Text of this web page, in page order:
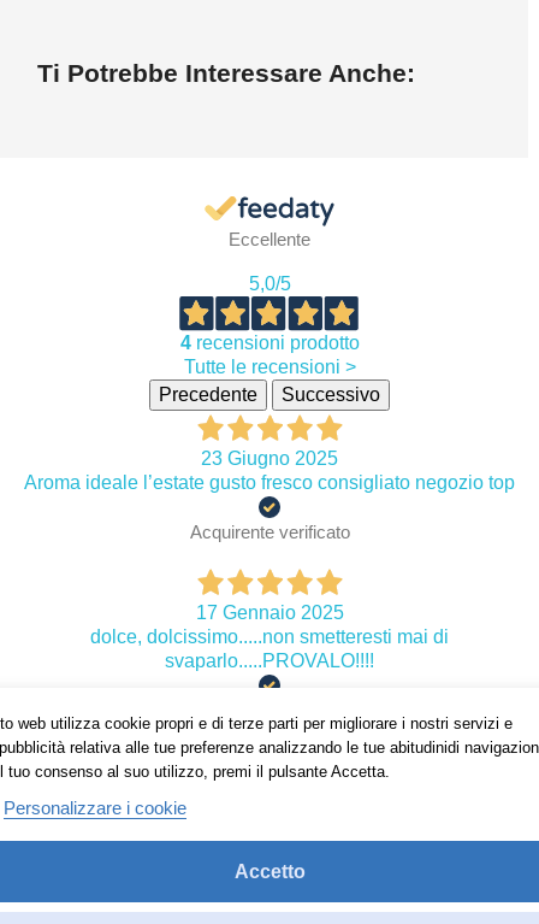
Ti Potrebbe Interessare Anche:
Eccellente
5,0/5
4recensioni prodotto
Tutte le recensioni >
Precedente
Successivo
23 Giugno 2025
Aroma ideale l’estate gusto fresco consigliato negozio top
Acquirente verificato
17 Gennaio 2025
dolce, dolcissimo.....non smetteresti mai di
svaparlo.....PROVALO!!!!
Lo uso aggiunto ai tabaccosi,buono ed economico.
Acquirente verificato
web utilizza cookie propri e di terze parti per migliorare i nostri servizi e
relativa alle tue preferenze analizzando le tue abitudinidi
tuo consenso al suo utilizzo, premi il pulsante Accetta.
Personalizzare i cookie
Accetto